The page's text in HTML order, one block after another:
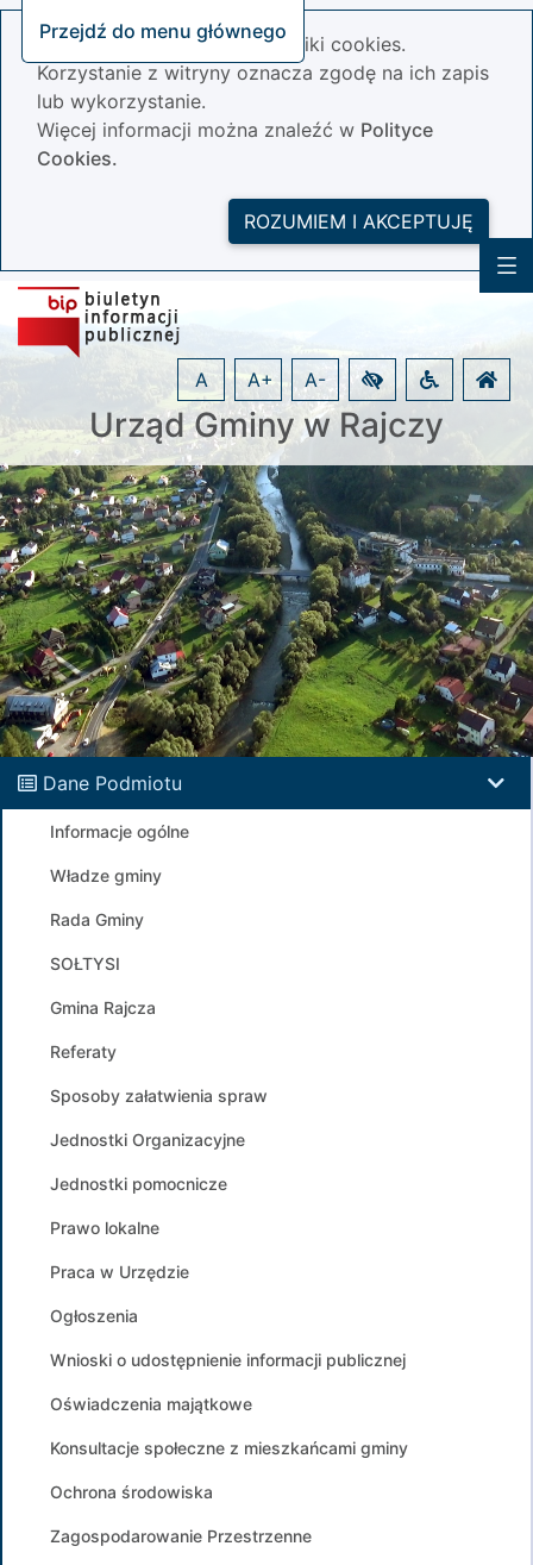
Przejdź do menu głównego
Nasza strona wykorzystuje pliki cookies.
Korzystanie z witryny oznacza zgodę na ich zapis
lub wykorzystanie.
Więcej informacji można znaleźć w Polityce
Cookies.
ROZUMIEM I AKCEPTUJĘ
Urząd Gminy w Rajczy
A A+ A-
Dane Podmiotu
Informacje ogólne
Władze gminy
Rada Gminy
SOŁTYSI
Gmina Rajcza
Referaty
Sposoby załatwienia spraw
Jednostki Organizacyjne
Jednostki pomocnicze
Prawo lokalne
Praca w Urzędzie
Ogłoszenia
Wnioski o udostępnienie informacji publicznej
Oświadczenia majątkowe
Konsultacje społeczne z mieszkańcami gminy
Ochrona środowiska
Zagospodarowanie Przestrzenne